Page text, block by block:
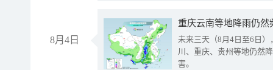
8月4日
重庆云南等地降雨仍然
未来三天（8月4日至6日
川、重庆、贵州等地仍然
害。